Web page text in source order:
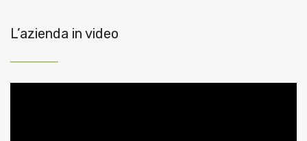
L’azienda in video